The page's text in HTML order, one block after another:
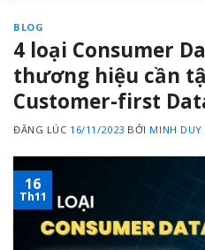
BLOG
4 loại Consumer
thương hiệu cần
Customer-first
ĐĂNG LÚC 16/11/2023 BỞI MINH DUY
16
Th11